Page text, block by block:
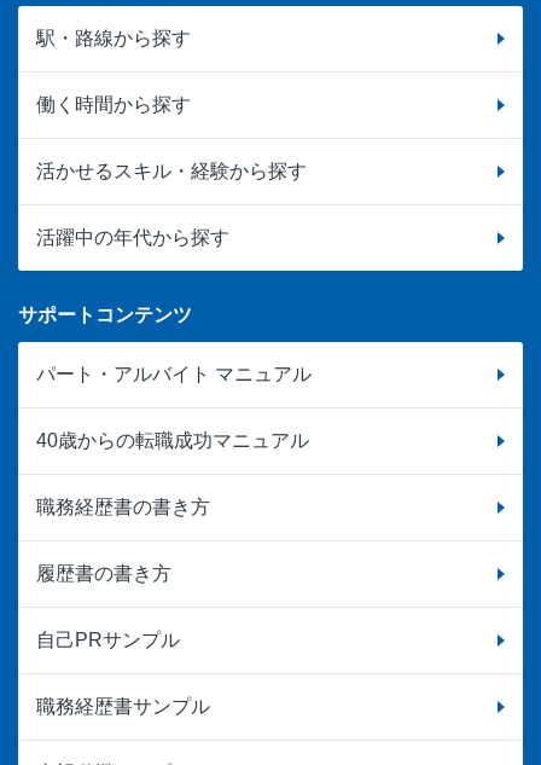
駅・路線から探す
働く時間から探す
活かせるスキル・経験から探す
活躍中の年代から探す
サポートコンテンツ
パート・アルバイト マニュアル
40歳からの転職成功マニュアル
職務経歴書の書き方
履歴書の書き方
自己PRサンプル
職務経歴書サンプル